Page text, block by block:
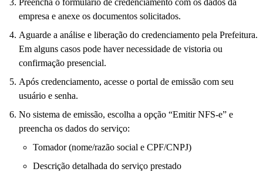
Preencha o formulário de credenciamento com os dados da
empresa e anexe os documentos solicitados.
Aguarde a análise e liberação do credenciamento pela Prefeitura.
Em alguns casos pode haver necessidade de vistoria ou
confirmação presencial.
Após credenciamento, acesse o portal de emissão com seu
usuário e senha.
No sistema de emissão, escolha a opção “Emitir NFS-e” e
preencha os dados do serviço:
Tomador (nome/razão social e CPF/CNPJ)
Descrição detalhada do serviço prestado